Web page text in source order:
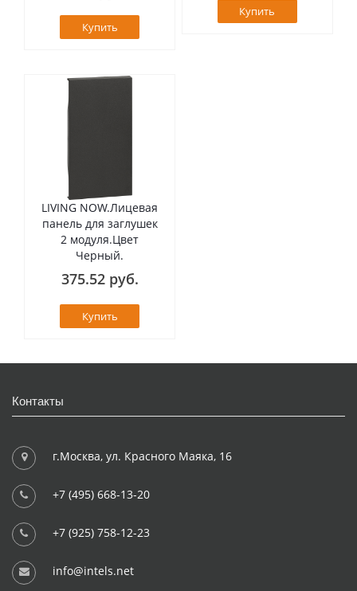
Купить
Купить
LIVING NOW.Лицевая
панель для заглушек
2 модуля.Цвет
Черный.
375.52 руб.
Купить
Контакты
г.Москва, ул. Красного Маяка, 16
+7 (495) 668-13-20
+7 (925) 758-12-23
info@intels.net